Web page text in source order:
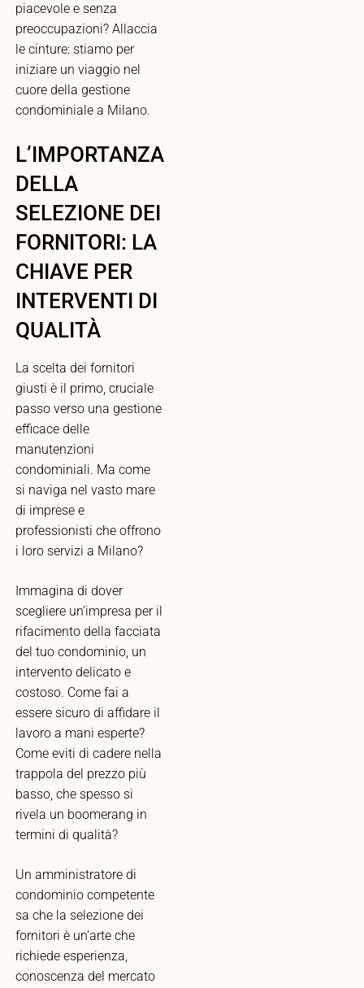
piacevole e senza
preoccupazioni? Allaccia
le cinture: stiamo per
iniziare un viaggio nel
cuore della gestione
condominiale a Milano.
L’IMPORTANZA
DELLA
SELEZIONE DEI
FORNITORI: LA
CHIAVE PER
INTERVENTI DI
QUALITÀ
La scelta dei fornitori
giusti è il primo, cruciale
passo verso una gestione
efficace delle
manutenzioni
condominiali. Ma come
si naviga nel vasto mare
di imprese e
professionisti che offrono
i loro servizi a Milano?
Immagina di dover
scegliere un’impresa per il
rifacimento della facciata
del tuo condominio, un
intervento delicato e
costoso. Come fai a
essere sicuro di affidare il
lavoro a mani esperte?
Come eviti di cadere nella
trappola del prezzo più
basso, che spesso si
rivela un boomerang in
termini di qualità?
Un amministratore di
condominio competente
sa che la selezione dei
fornitori è un’arte che
richiede esperienza,
conoscenza del mercato